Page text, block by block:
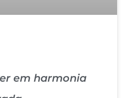
em harmonia